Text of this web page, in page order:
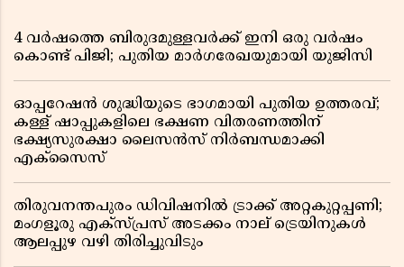
4 വർഷത്തെ ബിരുദമുള്ളവർക്ക് ഇനി ഒരു വർഷം
കൊണ്ട് പിജി; പുതിയ മാർഗരേഖയുമായി യുജിസി
ഓപ്പറേഷൻ ശുദ്ധിയുടെ ഭാഗമായി പുതിയ ഉത്തരവ്;
കള്ള് ഷാപ്പുകളിലെ ഭക്ഷണ വിതരണത്തിന്
ഭക്ഷ്യസുരക്ഷാ ലൈസൻസ് നിർബന്ധമാക്കി
എക്സൈസ്
തിരുവനന്തപുരം ഡിവിഷനിൽ ട്രാക്ക് അറ്റകുറ്റപ്പണി;
മംഗളൂരു എക്സ്പ്രസ് അടക്കം നാല് ട്രെയിനുകൾ
ആലപ്പുഴ വഴി തിരിച്ചുവിടും